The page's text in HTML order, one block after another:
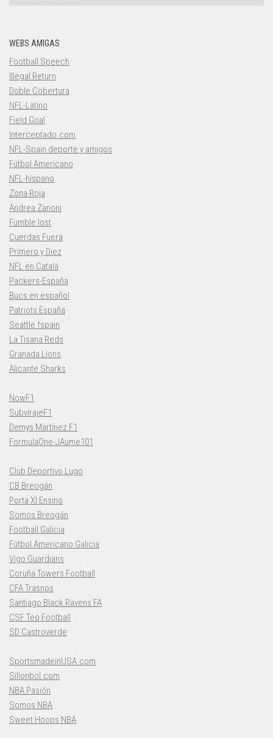
WEBS AMIGAS
Football Speech
Illegal Return
Doble Cobertura
NFL-Latino
Field Goal
Interceptado.com
NFL-Spain deporte y amigos
Fútbol Americano
NFL-hispano
Zona Roja
Andrea Zanoni
Fumble lost
Cuerdas Fuera
Primero y Diez
NFL en Català
Packers-España
Bucs en español
Patriots España
Seattle fspain
La Tisana Reds
Granada Lions
Alicante Sharks
NowF1
SubvirajeF1
Demys Martínez F1
FormulaOne-JAume101
Club Deportivo Lugo
CB Breogán
Porta XI Ensino
Somos Breogán
Football Galicia
Fútbol Americano Galicia
Vigo Guardians
Coruña Towers Football
CFA Trasnos
Santiago Black Ravens FA
CSF Teo Football
SD Castroverde
SportsmadeinUSA.com
Sillonbol.com
NBA Pasión
Somos NBA
Sweet Hoops NBA